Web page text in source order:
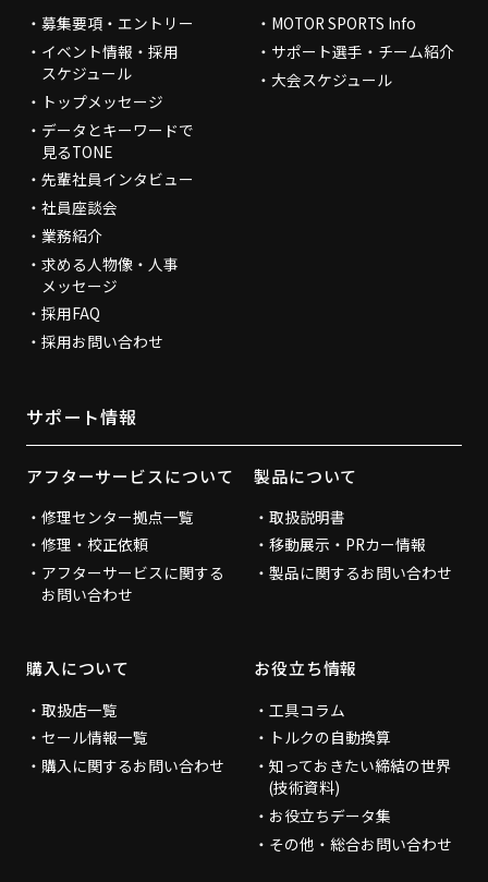
募集要項・エントリー
イベント情報・採用
スケジュール
トップメッセージ
データとキーワードで
見るTONE
先輩社員インタビュー
社員座談会
業務紹介
求める人物像・人事
メッセージ
採用FAQ
採用お問い合わせ
MOTOR SPORTS Info
サポート選手・チーム紹介
大会スケジュール
サポート情報
アフターサービスについて
修理センター拠点一覧
修理・校正依頼
アフターサービスに関する
お問い合わせ
製品について
取扱説明書
移動展示・PRカー情報
製品に関するお問い合わせ
購入について
取扱店一覧
セール情報一覧
購入に関するお問い合わせ
お役立ち情報
工具コラム
トルクの自動換算
知っておきたい締結の世界
(技術資料)
お役立ちデータ集
その他・総合お問い合わせ